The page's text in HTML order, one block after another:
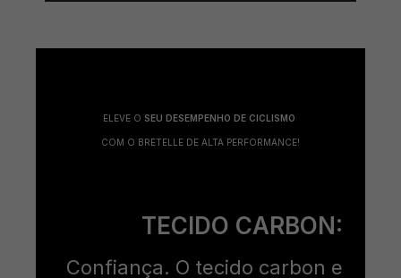
ELEVE O SEU DESEMPENHO DE CICLISMO
COM O BRETELLE DE ALTA PERFORMANCE!
TECIDO CARBON:
Confiança. O tecido carbon e